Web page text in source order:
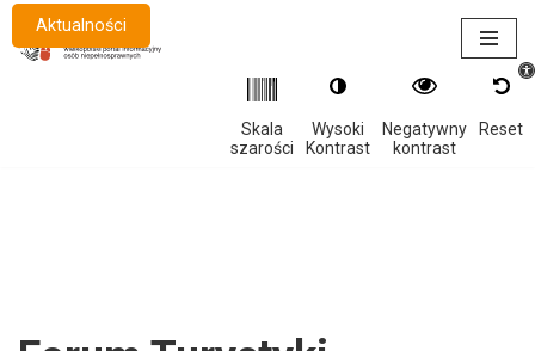
Skala
szarości
Wysoki
Kontrast
Negatywny
kontrast
Reset
Przejdź
Aktualności